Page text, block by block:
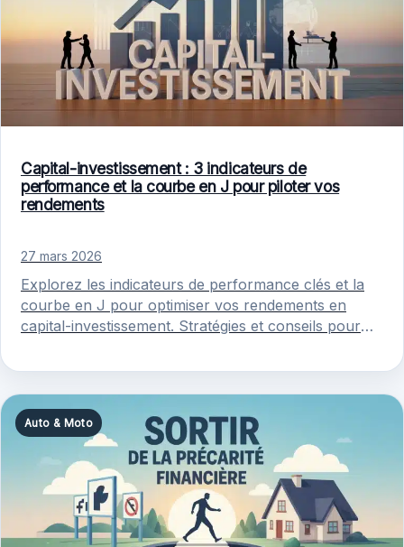
Capital-investissement : 3 indicateurs de
performance et la courbe en J pour piloter vos
rendements
27 mars 2026
Explorez les indicateurs de performance clés et la
courbe en J pour optimiser vos rendements en
capital-investissement. Stratégies et conseils pour
Auto & Moto